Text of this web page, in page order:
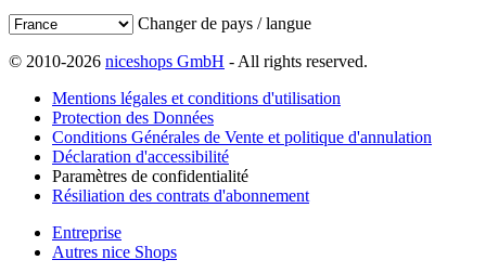
Changer de pays / langue
© 2010-2026 niceshops GmbH - All rights reserved.
Mentions légales et conditions d'utilisation
Protection des Données
Conditions Générales de Vente et politique d'annulation
Déclaration d'accessibilité
Paramètres de confidentialité
Résiliation des contrats d'abonnement
Entreprise
Autres nice Shops